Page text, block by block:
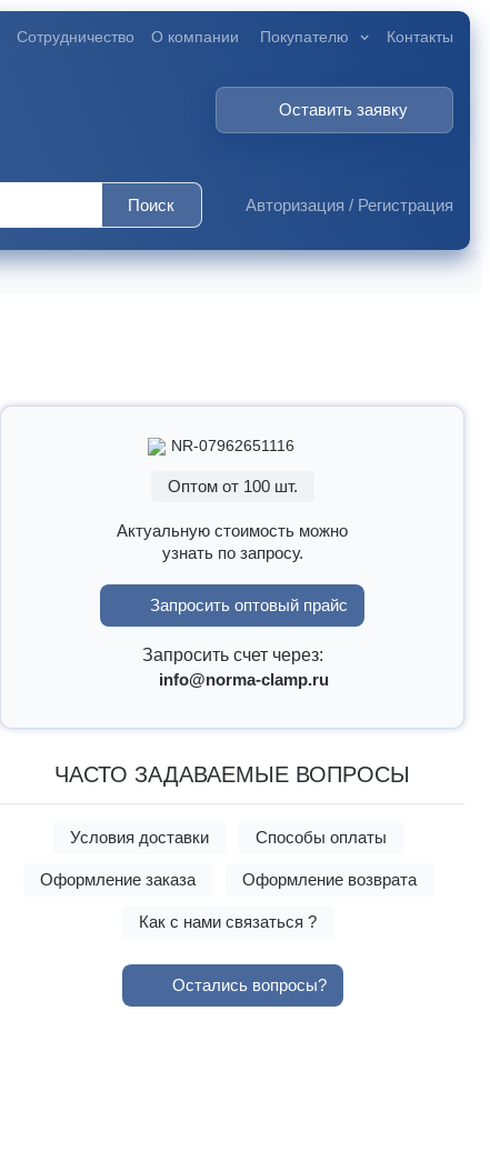
Сотрудничество О компании Покупателю Контакты
Оставить заявку
Поиск Авторизация / Регистрация
NR-07962651116
Оптом от 100 шт.
Актуальную стоимость можно
узнать по запросу.
Запросить оптовый прайс
Запросить счет через:
info@norma-clamp.ru
ЧАСТО ЗАДАВАЕМЫЕ ВОПРОСЫ
Условия доставки Способы оплаты
Оформление заказа Оформление возврата
Как с нами связаться ?
Остались вопросы?